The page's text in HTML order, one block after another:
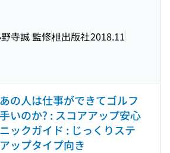
寺誠 監修枻出版社2018.11
の人は仕事ができてゴルフ
いのか? : スコアアップ安心
ックガイド : じっくりステ
ップタイプ向き